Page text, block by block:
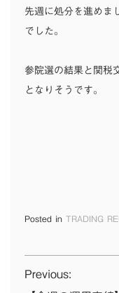
先週に処分を進めま
でした。
参院選の結果と関税
となりそうです。
Posted in TRADING
投
Previous: